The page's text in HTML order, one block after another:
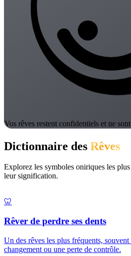
Vos rêves restent confidentiels et ne
Dictionnaire des Rêves
Explorez les symboles oniriques les
leur signification.
🦷
Rêver de perdre ses dents
Un des rêves les plus fréquents,
changement ou une perte de contrôle.